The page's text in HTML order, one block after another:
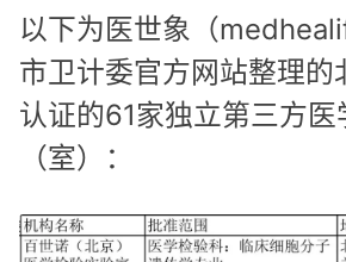
以下为医世象（
市卫计委官方网站整理的
认证的61家独立第三方医
（室）：